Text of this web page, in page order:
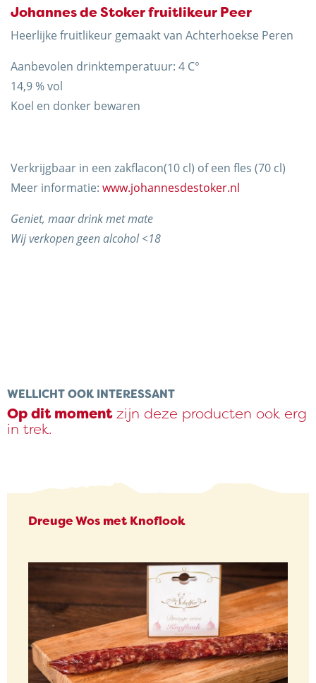
Trots op de Achterhoek! | © Kaasboerderij Weenink
2026 |Algemene voorwaarden|Verzending
Privacybeleid
Johannes de Stoker fruitlikeur Peer
Heerlijke fruitlikeur gemaakt van Achterhoekse Peren
Aanbevolen drinktemperatuur: 4 C°
14,9 % vol
Koel en donker bewaren
Verkrijgbaar in een zakflacon(10 cl) of een fles (70 cl)
Meer informatie: www.johannesdestoker.nl
Geniet, maar drink met mate
Wij verkopen geen alcohol <18
WELLICHT OOK INTERESSANT
Op dit momentzijn deze producten ook erg
in trek.
Dreuge Wos met Knoflook